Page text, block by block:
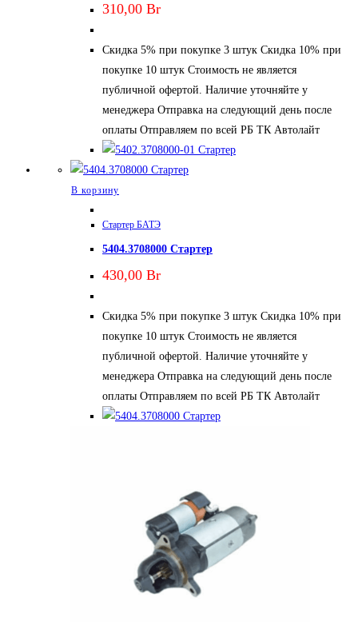
310,00 Br
Скидка 5% при покупке 3 штук Скидка 10% при
покупке 10 штук Стоимость не является
публичной офертой. Наличие уточняйте у
менеджера Отправка на следующий день после
оплаты Отправляем по всей РБ ТК Автолайт
В корзину
Стартер БАТЭ
5404.3708000 Стартер
430,00 Br
Скидка 5% при покупке 3 штук Скидка 10% при
покупке 10 штук Стоимость не является
публичной офертой. Наличие уточняйте у
менеджера Отправка на следующий день после
оплаты Отправляем по всей РБ ТК Автолайт